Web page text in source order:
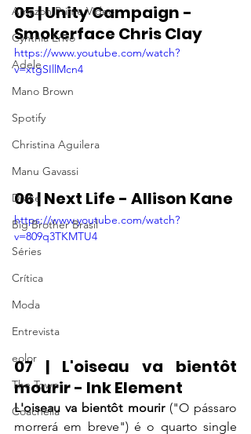
Amazon Prime Video
Cynthia Erivo
Adele
Mano Brown
Spotify
Christina Aguilera
Manu Gavassi
Drake
Big Brother Brasil
Séries
Crítica
Moda
Entrevista
eolor
The Town
Coachella
05 | Unity Campaign -
Smokerface Chris Clay
https://www.youtube.com/watch?
v=xtgSIllMcn4
06 | Next Life - Allison Kane
https://www.youtube.com/watch?
v=809q3TKMTU4
07 | L'oiseau va bientôt
mourir - Ink Element
L'oiseau va bientôt mourir ("O pássaro
morrerá em breve") é o quarto single